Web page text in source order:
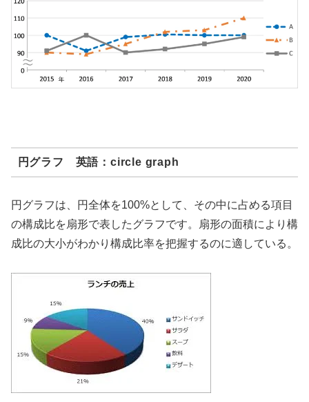
円グラフ 英語：circle graph
円グラフは、円全体を100%として、その中に占める項目
の構成比を扇形で表したグラフです。扇形の面積により構
成比の大小がわかり構成比率を把握するのに適している。